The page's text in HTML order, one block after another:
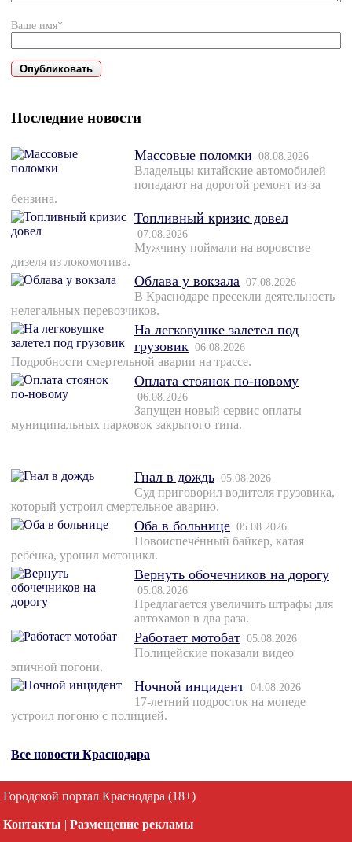
Ваше имя*
Последние новости
Массовые поломки 08.08.2026
Владельцы китайские автомобилей
попадают на дорогой ремонт из-за
бензина.
Топливный кризис довел
07.08.2026
Мужчину поймали на воровстве
дизеля из локомотива.
Облава у вокзала 07.08.2026
В Краснодаре пресекли деятельность
нелегальных перевозчиков.
На легковушке залетел под
грузовик 06.08.2026
Подробности смертельной аварии на трассе.
Оплата стоянок по-новому
06.08.2026
Запущен новый сервис оплаты
муниципальных парковок закрытого типа.
Гнал в дождь 05.08.2026
Суд приговорил водителя грузовика,
который устроил смертельное аварию.
Оба в больнице 05.08.2026
Новоиспечённый байкер, катая
ребёнка, уронил мотоцикл.
Вернуть обочечников на дорогу
05.08.2026
Предлагается увеличить штрафы для
автохамов в два раза.
Работает мотобат 05.08.2026
Полицейские показали видео
эпичной погони.
Ночной инцидент 04.08.2026
17-летний подросток на мопеде
устроил погоню с полицией.
Все новости Краснодара
Городской портал Краснодара (18+)
Контакты | Размещение рекламы